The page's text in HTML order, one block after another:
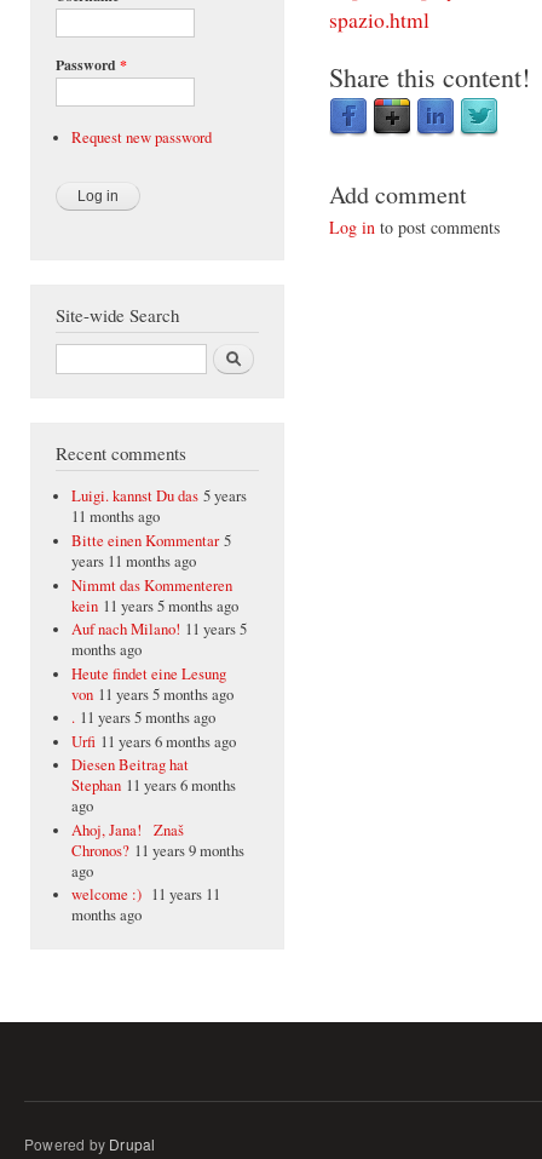
Password *
Request new password
Site-wide Search
Search
Recent comments
Luigi. kannst Du das 5 years
11 months ago
Bitte einen Kommentar 5
years 11 months ago
Nimmt das Kommenteren
kein 11 years 5 months ago
Auf nach Milano! 11 years 5
months ago
Heute findet eine Lesung
von 11 years 5 months ago
. 11 years 5 months ago
Urfi 11 years 6 months ago
Diesen Beitrag hat
Stephan 11 years 6 months
ago
Ahoj, Jana! Znaš
Chronos? 11 years 9 months
ago
welcome :) 11 years 11
months ago
spazio.html
Share this content!
Add comment
Log in to post comments
Powered by Drupal